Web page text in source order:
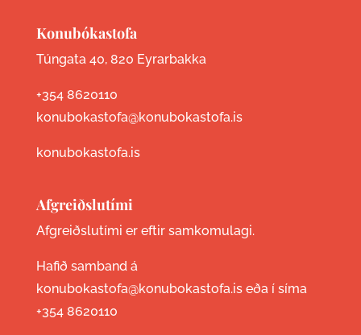
Konubókastofa
Túngata 40, 820 Eyrarbakka
+354 8620110
konubokastofa@konubokastofa.is
konubokastofa.is
Afgreiðslutími
Afgreiðslutími er eftir samkomulagi.
Hafið samband á
konubokastofa@konubokastofa.is eða í síma
+354 8620110